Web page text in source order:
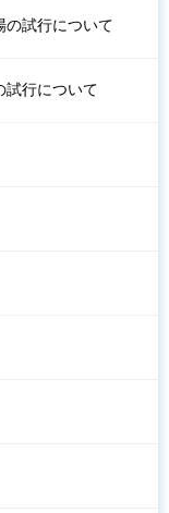
の試行について
試行について